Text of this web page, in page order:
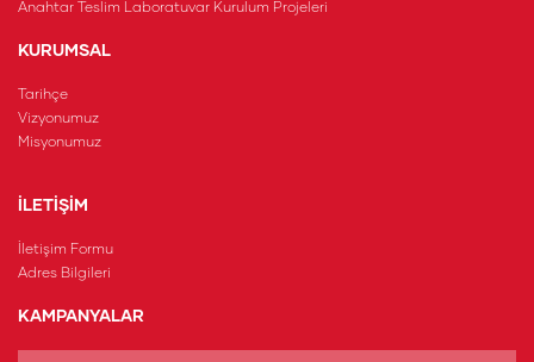
Anahtar Teslim Laboratuvar Kurulum Projeleri
KURUMSAL
Tarihçe
Vizyonumuz
Misyonumuz
İLETİŞİM
İletişim Formu
Adres Bilgileri
KAMPANYALAR